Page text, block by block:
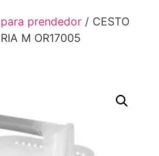
prendedor / CESTO
M OR17005